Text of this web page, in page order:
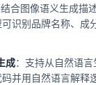
合图像语义生成描
识别品牌名称、成
成：支持从自然语言
并用自然语言解释